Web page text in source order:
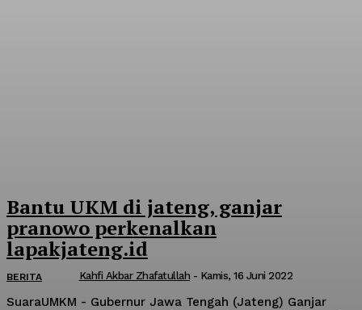
Bantu UKM di jateng, ganjar
pranowo perkenalkan
lapakjateng.id
BERITA Kahfi Akbar Zhafatullah - Kamis, 16 Juni 2022
SuaraUMKM - Gubernur Jawa Tengah (Jateng) Ganjar